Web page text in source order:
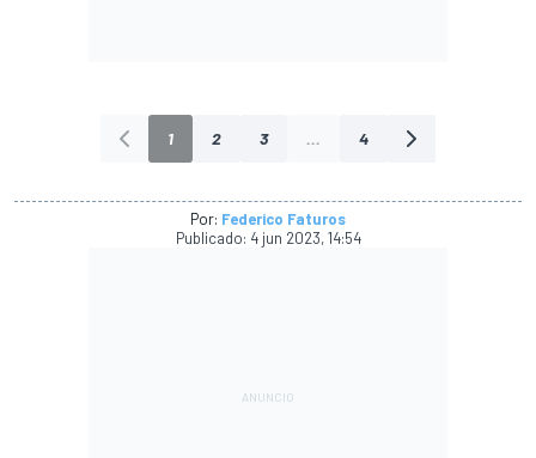
1 2 3 ... 4
Por: Federico Faturos
Publicado: 4 jun 2023, 14:54